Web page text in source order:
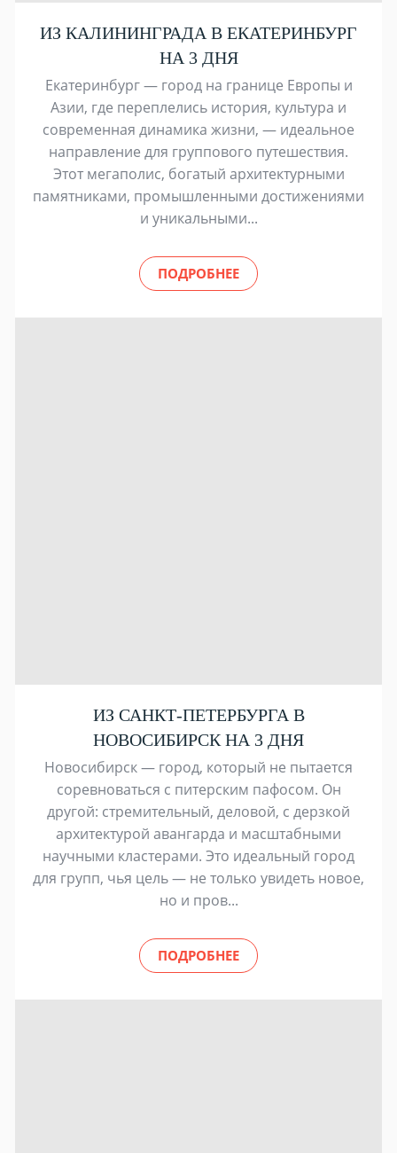
ИЗ КАЛИНИНГРАДА В ЕКАТЕРИНБУРГ
НА 3 ДНЯ
Екатеринбург — город на границе Европы и
Азии, где переплелись история, культура и
современная динамика жизни, — идеальное
направление для группового путешествия.
Этот мегаполис, богатый архитектурными
памятниками, промышленными достижениями
и уникальными...
ПОДРОБНЕЕ
ИЗ САНКТ-ПЕТЕРБУРГА В
НОВОСИБИРСК НА 3 ДНЯ
Новосибирск — город, который не пытается
соревноваться с питерским пафосом. Он
другой: стремительный, деловой, с дерзкой
архитектурой авангарда и масштабными
научными кластерами. Это идеальный город
для групп, чья цель — не только увидеть новое,
но и пров...
ПОДРОБНЕЕ